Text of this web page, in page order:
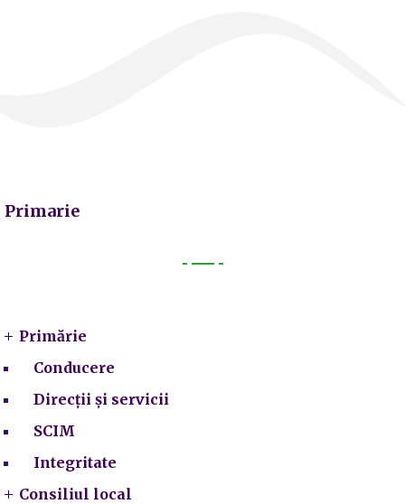
Primarie
Primărie
Conducere
Direcții și servicii
SCIM
Integritate
Consiliul local